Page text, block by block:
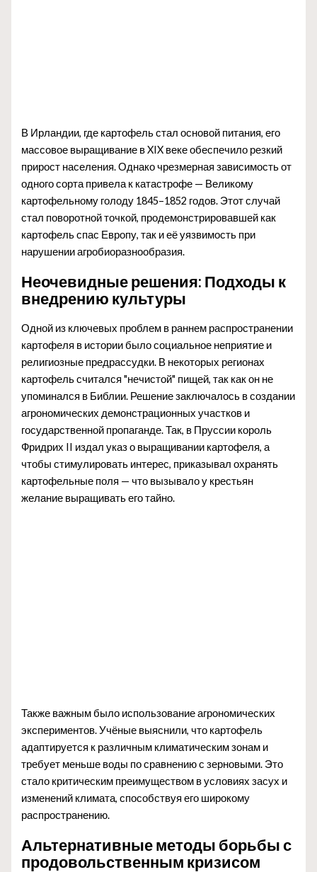
В Ирландии, где картофель стал основой питания, его
массовое выращивание в XIX веке обеспечило резкий
прирост населения. Однако чрезмерная зависимость от
одного сорта привела к катастрофе — Великому
картофельному голоду 1845–1852 годов. Этот случай
стал поворотной точкой, продемонстрировавшей как
картофель спас Европу, так и её уязвимость при
нарушении агробиоразнообразия.
Неочевидные решения: Подходы к
внедрению культуры
Одной из ключевых проблем в раннем распространении
картофеля в истории было социальное неприятие и
религиозные предрассудки. В некоторых регионах
картофель считался "нечистой" пищей, так как он не
упоминался в Библии. Решение заключалось в создании
агрономических демонстрационных участков и
государственной пропаганде. Так, в Пруссии король
Фридрих II издал указ о выращивании картофеля, а
чтобы стимулировать интерес, приказывал охранять
картофельные поля — что вызывало у крестьян
желание выращивать его тайно.
Также важным было использование агрономических
экспериментов. Учёные выяснили, что картофель
адаптируется к различным климатическим зонам и
требует меньше воды по сравнению с зерновыми. Это
стало критическим преимуществом в условиях засух и
изменений климата, способствуя его широкому
распространению.
Альтернативные методы борьбы с
продовольственным кризисом